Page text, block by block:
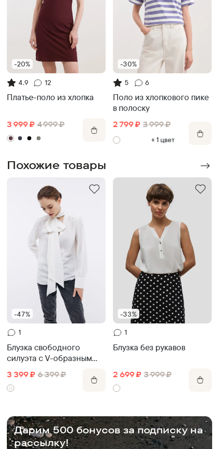
-20%
4.9 12
Платье-поло из хлопка
3 999 ₽ 4 999 ₽
-30%
5 6
Поло из хлопкового пике
в полоску
2 799 ₽ 3 999 ₽
+1 цвет
Похожие товары
-47%
1
Блузка свободного
силуэта с V-образным
3 399 ₽ 6 399 ₽
-33%
1
Блузка без рукавов
2 699 ₽ 3 999 ₽
Дарим 500 бонусов за подписку на
рассылку!